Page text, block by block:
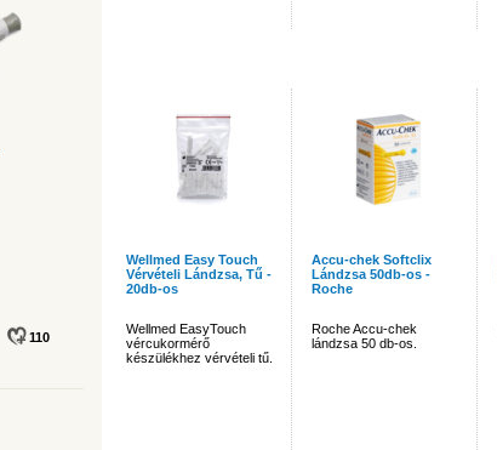
110
Wellmed Easy Touch
Vérvételi Lándzsa, Tű -
20db-os
Wellmed EasyTouch
vércukormérő
készülékhez vérvételi tű.
Accu-chek Softclix
Lándzsa 50db-os -
Roche
Roche Accu-chek
lándzsa 50 db-os.